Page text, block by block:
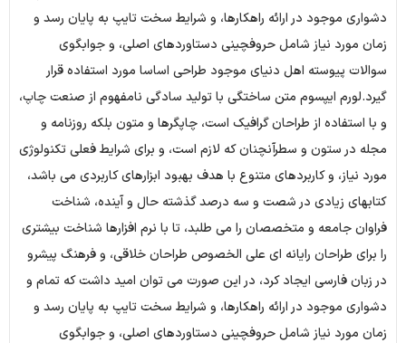
دشواری موجود در ارائه راهکارها، و شرایط سخت تایپ به پایان رسد و
زمان مورد نیاز شامل حروفچینی دستاوردهای اصلی، و جوابگوی
سوالات پیوسته اهل دنیای موجود طراحی اساسا مورد استفاده قرار
گیرد.لورم ایپسوم متن ساختگی با تولید سادگی نامفهوم از صنعت چاپ،
و با استفاده از طراحان گرافیک است، چاپگرها و متون بلکه روزنامه و
مجله در ستون و سطرآنچنان که لازم است، و برای شرایط فعلی تکنولوژی
مورد نیاز، و کاربردهای متنوع با هدف بهبود ابزارهای کاربردی می باشد،
کتابهای زیادی در شصت و سه درصد گذشته حال و آینده، شناخت
فراوان جامعه و متخصصان را می طلبد، تا با نرم افزارها شناخت بیشتری
را برای طراحان رایانه ای علی الخصوص طراحان خلاقی، و فرهنگ پیشرو
در زبان فارسی ایجاد کرد، در این صورت می توان امید داشت که تمام و
دشواری موجود در ارائه راهکارها، و شرایط سخت تایپ به پایان رسد و
زمان مورد نیاز شامل حروفچینی دستاوردهای اصلی، و جوابگوی